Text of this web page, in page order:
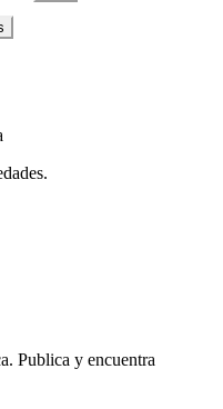
.
Publica y encuentra